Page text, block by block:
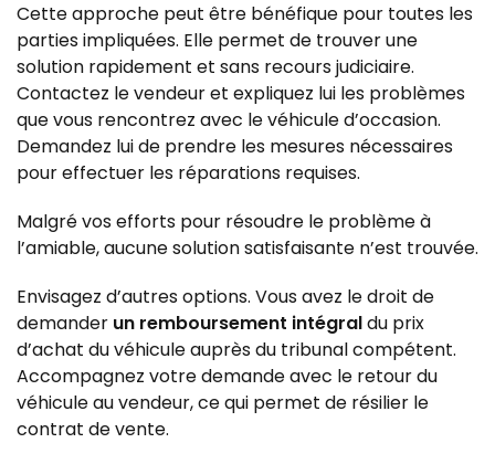
Cette approche peut être bénéfique pour toutes les
parties impliquées. Elle permet de trouver une
solution rapidement et sans recours judiciaire.
Contactez le vendeur et expliquez lui les problèmes
que vous rencontrez avec le véhicule d’occasion.
Demandez lui de prendre les mesures nécessaires
pour effectuer les réparations requises.
Malgré vos efforts pour résoudre le problème à
l’amiable, aucune solution satisfaisante n’est trouvée.
Envisagez d’autres options. Vous avez le droit de
demander un remboursement intégraldu prix
d’achat du véhicule auprès du tribunal compétent.
Accompagnez votre demande avec le retour du
véhicule au vendeur, ce qui permet de résilier le
contrat de vente.